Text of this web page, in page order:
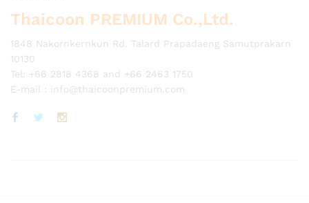
Thaicoon PREMIUM Co.,Ltd.
1848 Nakornkernkun Rd. Talard Prapadaeng Samutprakarn
10130
Tel: +66 2818 4368 and +66 2463 1750
E-mail : info@thaicoonpremium.com